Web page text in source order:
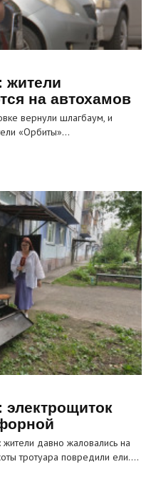
жители
на автохамов
вернули шлагбаум, и
«Орбиты»…
электрощиток
давно жаловались на
тротуара повредили ели.…